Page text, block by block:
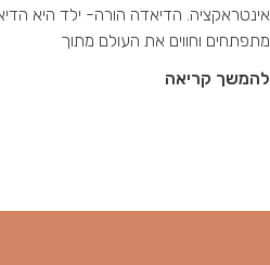
אינטראקציה. הדיאדה הורה- ילד היא
מתפתחים וחווים את העולם מתוך
להמשך קריאה